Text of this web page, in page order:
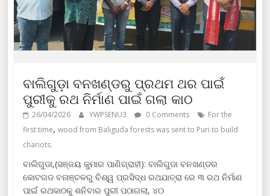
ବାଲିଗୁଡ଼ା ବନଖଣ୍ଡରୁ ପ୍ରଥମ ଥର ପାଇଁ
ପୁରୀକୁ ରଥ ନିର୍ମାଣ ପାଇଁ ଗଲା କାଠ
26/04/2026 YWPSENU3 0 Comments
For the
first time,wood from Baliguda forests was sent to Puri to build
chariots.
ବାଲିଗୁଡା,(ସଞ୍ଜୟ କୁମାର ପାଣିଗ୍ରାହୀ): ବାଲିଗୁଡା ବନଖଣ୍ଡର
କୋଟଗଡ ବନାଞ୍ଚଳରୁ ବିଶ୍ୱ ପ୍ରସିଦ୍ଧ ରଥଯାତ୍ରା ରେ ୩ ରଥ ନିର୍ମାଣ
ପାଇଁ ରଥକାଠକୁ ଶନିବାର ପୁରୀ ପଠାଗଲା, ୪୦